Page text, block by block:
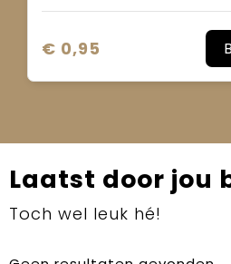
€ 0,95
Laatst door jou
Toch wel leuk hé!